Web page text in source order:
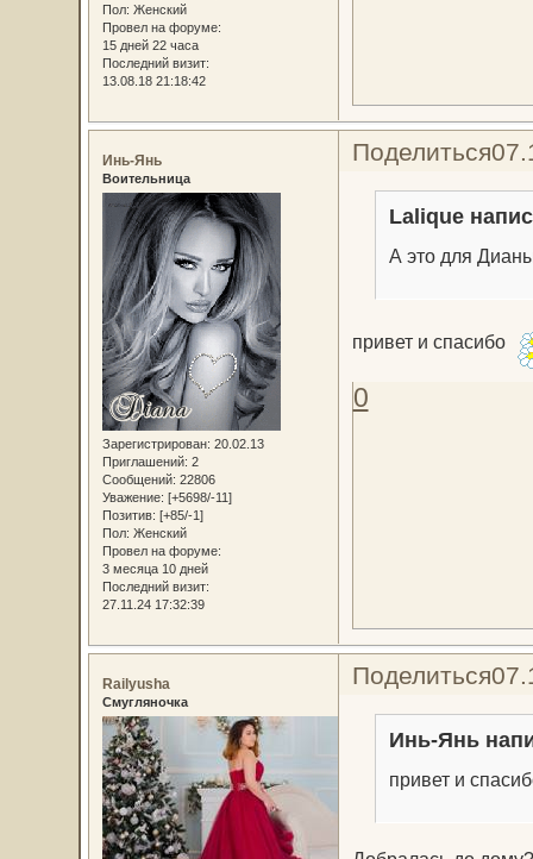
Пол: Женский
Провел на форуме:
15 дней 22 часа
Последний визит:
13.08.18 21:18:42
Поделиться
Инь-Янь
Воительница
Зарегистрирован: 20.02.13
Приглашений: 2
Сообщений: 22806
Уважение: [+5698/-11]
Позитив: [+85/-1]
Пол: Женский
Провел на форуме:
3 месяца 10 дней
Последний визит:
27.11.24 17:32:39
Lalique
А это для
привет и спасибо
0
Поделиться
Railyusha
Смугляночка
Инь-Янь
привет и